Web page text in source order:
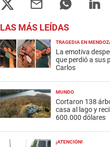
LAS MÁS LEÍDAS
TRAGEDIA EN
La emotiva
que perdió a sus
Carlos
MUNDO
Cortaron 138
casa al lago y
600.000 dólares
¡ATENCIÓN!